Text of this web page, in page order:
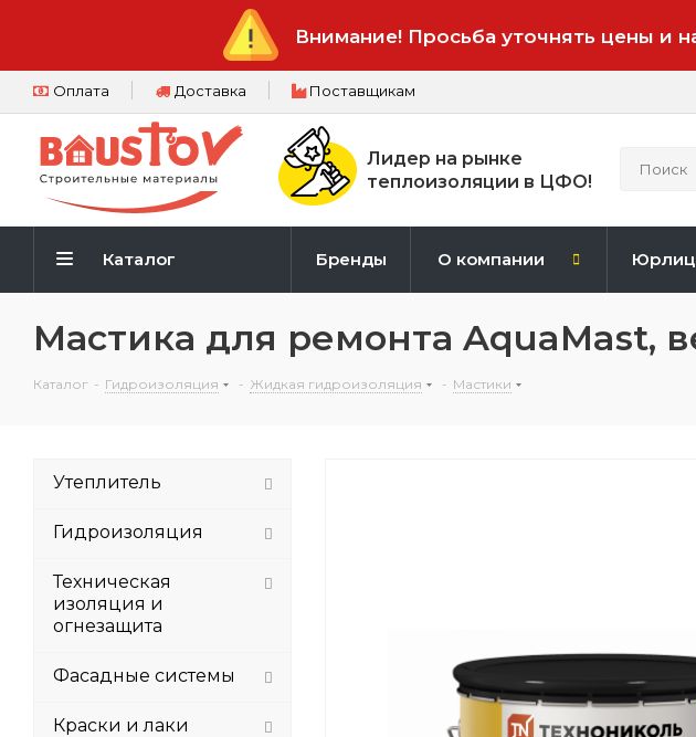
Внимание! Просьба уточнять цены и
Оплата Доставка Поставщикам
Лидер на рынке
теплоизоляции в ЦФО!
Каталог Бренды О компании
Мастика для ремонта AquaMast,
Каталог - Гидроизоляция - Жидкая гидроизоляция - Мастики
Утеплитель
Гидроизоляция
Техническая
изоляция и
огнезащита
Фасадные системы
Краски и лаки